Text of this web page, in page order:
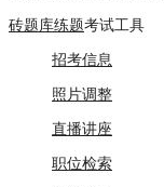
砖题库练题考试工具
招考信息
照片调整
直播讲座
职位检索